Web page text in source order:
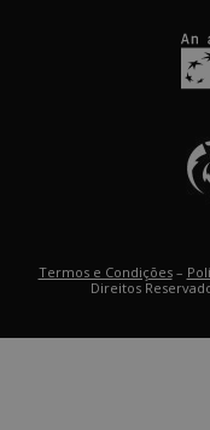
Termos e Condições–
Direitos